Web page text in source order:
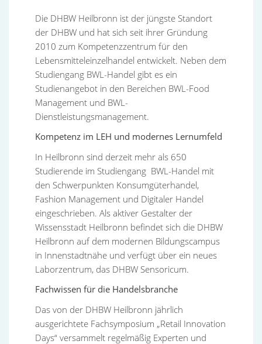
Die DHBW Heilbronn ist der jüngste Standort
der DHBW und hat sich seit ihrer Gründung
2010 zum Kompetenzzentrum für den
Lebensmitteleinzelhandel entwickelt. Neben dem
Studiengang BWL-Handel gibt es ein
Studienangebot in den Bereichen BWL-Food
Management und BWL-
Dienstleistungsmanagement.
Kompetenz im LEH und modernes Lernumfeld
In Heilbronn sind derzeit mehr als 650
Studierende im Studiengang BWL-Handel mit
den Schwerpunkten Konsumgüterhandel,
Fashion Management und Digitaler Handel
eingeschrieben. Als aktiver Gestalter der
Wissensstadt Heilbronn befindet sich die DHBW
Heilbronn auf dem modernen Bildungscampus
in Innenstadtnähe und verfügt über ein neues
Laborzentrum, das DHBW Sensoricum.
Fachwissen für die Handelsbranche
Das von der DHBW Heilbronn jährlich
ausgerichtete Fachsymposium „Retail Innovation
Days“ versammelt regelmäßig Experten und